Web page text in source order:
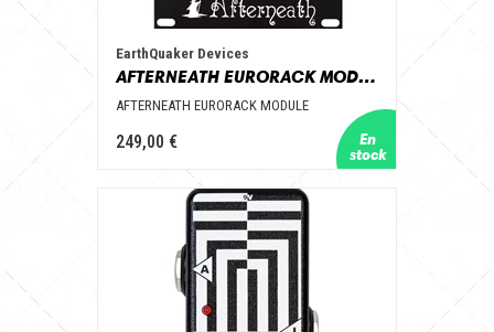
EarthQuaker Devices
AFTERNEATH EURORACK MODULE
AFTERNEATH EURORACK MODULE
249,00 €